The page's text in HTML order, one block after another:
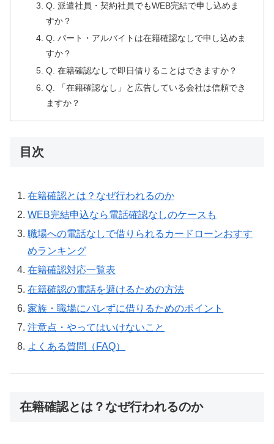
Q. 派遣社員・契約社員でもWEB完結で申し込めま
すか？
Q. パート・アルバイトは在籍確認なしで申し込めま
すか？
Q. 在籍確認なしで即日借りることはできますか？
Q. 「在籍確認なし」と広告している会社は信頼でき
ますか？
目次
在籍確認とは？なぜ行われるのか
WEB完結申込なら電話確認なしのケースも
職場への電話なしで借りられるカードローンおすす
めランキング
在籍確認対応一覧表
在籍確認の電話を避けるための方法
家族・職場にバレずに借りるためのポイント
注意点・やってはいけないこと
よくある質問（FAQ）
在籍確認とは？なぜ行われるのか